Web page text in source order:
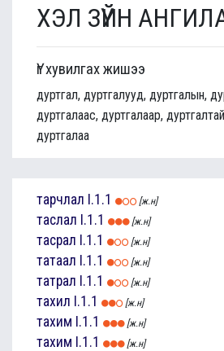
ХЭЛ ЗҮЙН
Үг хувилгах жишээ
дуртгал, дуртгалууд, дуртгалын,
дуртгалаас, дуртгалаар,
дуртгалаа
тарчлал I.1.1 [ж.н]
таслал I.1.1 [ж.н]
тасрал I.1.1 [ж.н]
татаал I.1.1 [ж.н]
татрал I.1.1 [ж.н]
тахил I.1.1 [ж.н]
тахим I.1.1 [ж.н]
тахим I.1.1 [ж.н]